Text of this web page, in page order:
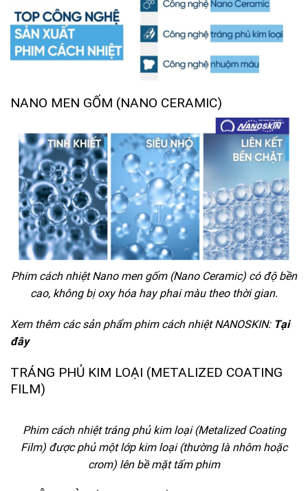
NANO MEN GỐM (NANO CERAMIC)
Phim cách nhiệt Nano men gốm (Nano Ceramic) có độ bền
cao, không bị oxy hóa hay phai màu theo thời gian.
Xem thêm các sản phẩm phim cách nhiệt NANOSKIN: Tại
đây
TRÁNG PHỦ KIM LOẠI (METALIZED COATING
FILM)
Phim cách nhiệt tráng phủ kim loại (Metalized Coating
Film) được phủ một lớp kim loại (thường là nhôm hoặc
crom) lên bề mặt tấm phim